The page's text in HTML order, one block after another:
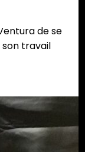
de se
travail